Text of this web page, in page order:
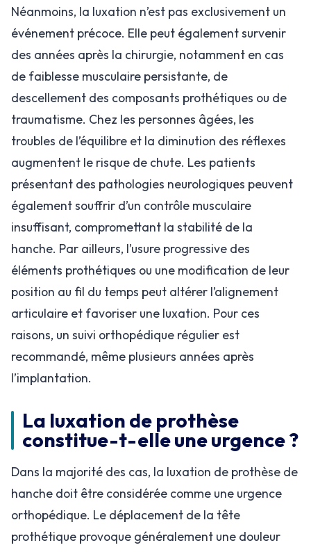
Néanmoins, la luxation n’est pas exclusivement un
événement précoce. Elle peut également survenir
des années après la chirurgie, notamment en cas
de faiblesse musculaire persistante, de
descellement des composants prothétiques ou de
traumatisme. Chez les personnes âgées, les
troubles de l’équilibre et la diminution des réflexes
augmentent le risque de chute. Les patients
présentant des pathologies neurologiques peuvent
également souffrir d’un contrôle musculaire
insuffisant, compromettant la stabilité de la
hanche. Par ailleurs, l’usure progressive des
éléments prothétiques ou une modification de leur
position au fil du temps peut altérer l’alignement
articulaire et favoriser une luxation. Pour ces
raisons, un suivi orthopédique régulier est
recommandé, même plusieurs années après
l’implantation.
La luxation de prothèse
constitue-t-elle une urgence ?
Dans la majorité des cas, la luxation de prothèse de
hanche doit être considérée comme une urgence
orthopédique. Le déplacement de la tête
prothétique provoque généralement une douleur